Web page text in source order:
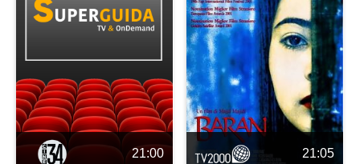
21:00 21:05